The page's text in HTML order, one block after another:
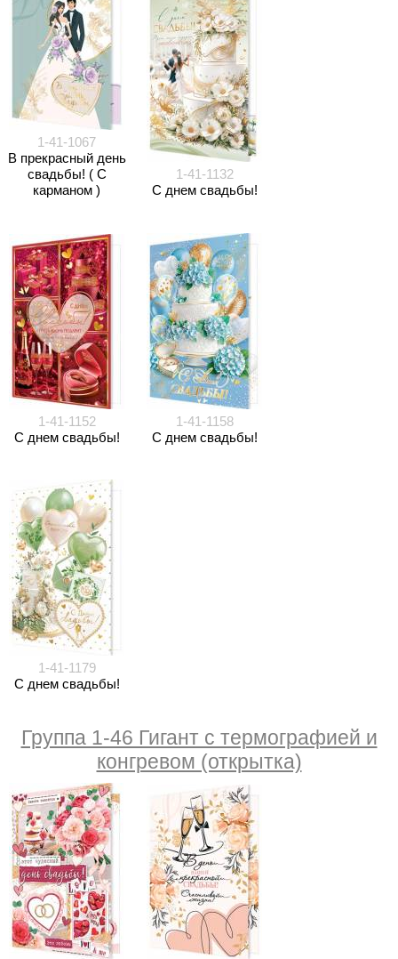
1-41-1067
В прекрасный день
свадьбы! ( С
карманом )
1-41-1132
С днем свадьбы!
1-41-1152
С днем свадьбы!
1-41-1158
С днем свадьбы!
1-41-1179
С днем свадьбы!
Группа 1-46 Гигант с термографией и
конгревом (открытка)